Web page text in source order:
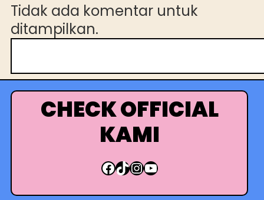
Tidak ada komentar untuk
ditampilkan.
r
i
CHECK OFFICIAL
KAMI
Facebook TikTok InstagramYouTube